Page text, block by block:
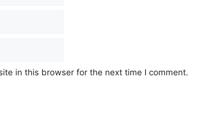
in this browser for the next time I comment.